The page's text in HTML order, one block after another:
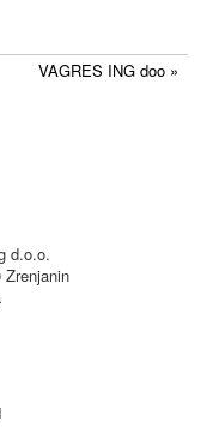
VAGRES ING doo »
d.o.o.
Zrenjanin